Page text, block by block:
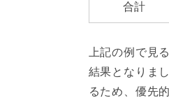
合計
上記の例で見
結果となりま
るため、優先